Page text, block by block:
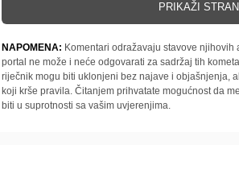
PRIKAŽI
NAPOMENA: Komentari odražavaju stavove njihovih
portal ne može i neće odgovarati za sadržaj tih
riječnik mogu biti uklonjeni bez najave i objašnjenja,
koji krše pravila. Čitanjem prihvatate mogućnost da
biti u suprotnosti sa vašim uvjerenjima.